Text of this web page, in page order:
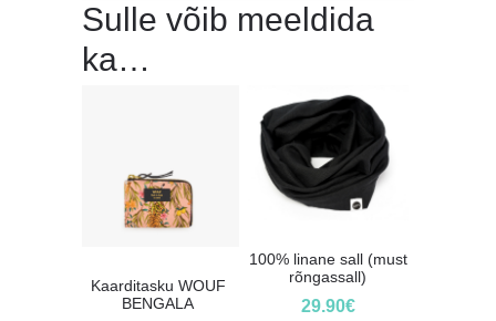
Sulle võib meeldida
ka…
Kaarditasku WOUF
BENGALA
100% linane sall (must
rõngassall)
29.90€